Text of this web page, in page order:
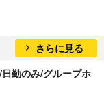
さらに見る
勤のみ/グループホ